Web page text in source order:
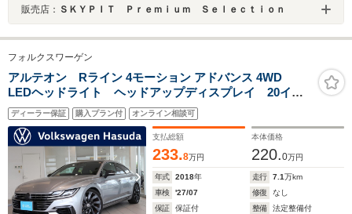
販売店： ＳＫＹＰＩＴ Ｐｒｅｍｉｕｍ Ｓｅｌｅｃｔｉｏｎ
フォルクスワーゲン
アルテオン Rライン 4モーション アドバンス 4WD
LEDヘッドライト ヘッドアップディスプレイ 20イン
チアルミホイール DCC ナパレザーシート
ディーラー保証 購入プラン付 オンライン相談可
支払総額
233.8万円
本体価格
220.0万円
年式 2018年 走行 7.1万km
車検
'27/07 修復
なし
保証
保証付 整備
法定整備付